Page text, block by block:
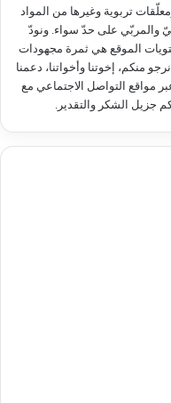
تربوية وغيرها من المواد
والمربّي على حدّ سواء. ونودّ
الموقع هي ثمرة مجهودات
منكم، إخوتنا وأخواتنا، دعمنا
مواقع التواصل الاجتماعي مع
جزيل الشكر والتقدير.